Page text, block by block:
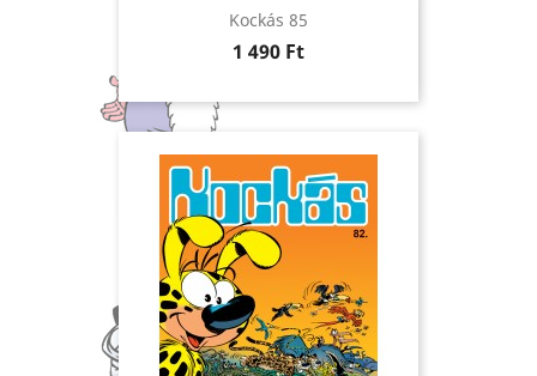
Kockás 85
Ár
1 490 Ft